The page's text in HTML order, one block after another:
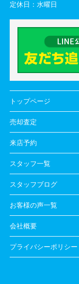
定休日： 水曜日
トップページ
売却査定
来店予約
スタッフ一覧
スタッフブログ
お客様の声一覧
会社概要
プライバシーポリシー